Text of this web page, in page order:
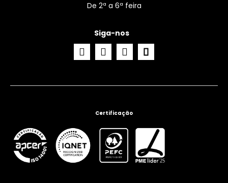
De 2ª a 6ª feira
Siga-nos
Certificação